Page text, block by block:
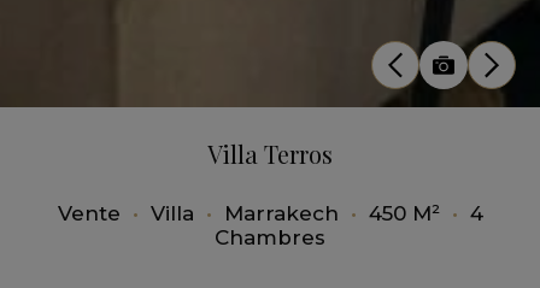
Villa Terros
Vente • Villa • Marrakech • 450 M² • 4
Chambres